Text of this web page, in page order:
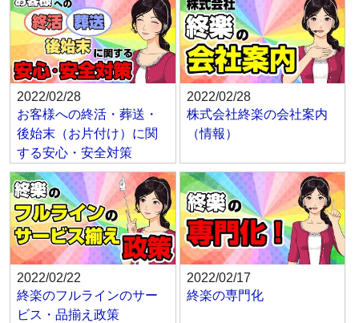
2022/02/28
お客様への終活・葬送・
後始末（お片付け）に関
する安心・安全対策
2022/02/28
株式会社終楽の会社案内
（情報）
2022/02/22
終楽のフルラインのサー
ビス・品揃え政策
2022/02/17
終楽の専門化